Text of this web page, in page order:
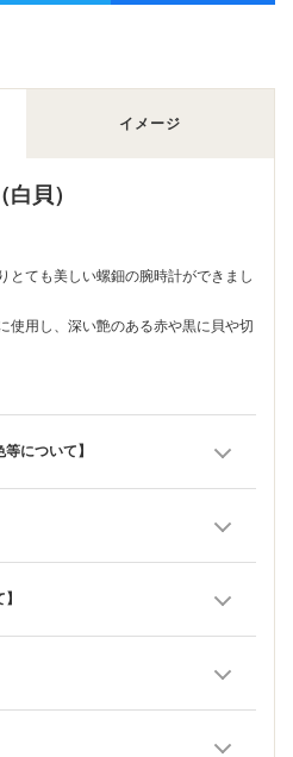
イメージ
貝）
とても美しい螺鈿の腕時計ができまし
使用し、深い艶のある赤や黒に貝や切
について】